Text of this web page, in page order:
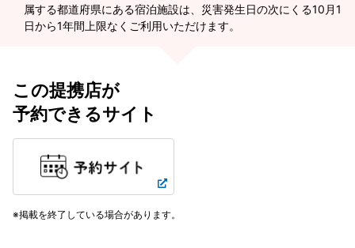
属する都道府県にある宿泊施設は、災害発生日の次にくる10月1
日から1年間上限なくご利用いただけます。
この提携店が
予約できるサイト
掲載を終了している場合があります。